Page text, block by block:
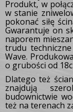
Produkt, w
w stanie
pokonać siłę
Gwarantuje on
naporem
trudu
Wave.
o grubości od
Dlatego też
znajdują
budownictwie
też na terenach